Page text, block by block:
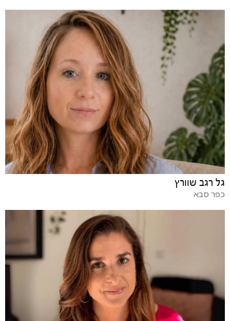
גל רגב שוורץ
כפר סבא